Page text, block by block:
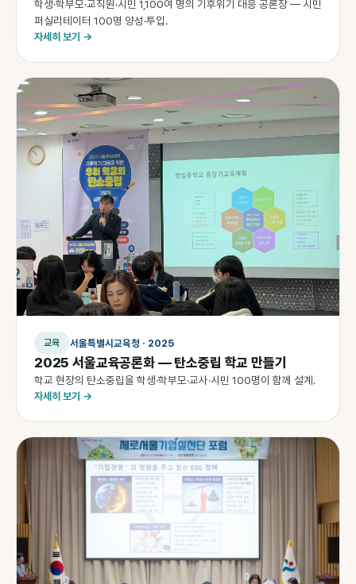
학생·학부모·교직원·시민 1,100여 명의 기후위기 대응 공론장 — 시민
퍼실리테이터 100명 양성·투입.
자세히 보기 →
교육 서울특별시교육청 · 2025
2025 서울교육공론화 — 탄소중립 학교 만들기
학교 현장의 탄소중립을 학생·학부모·교사·시민 100명이 함께 설계.
자세히 보기 →